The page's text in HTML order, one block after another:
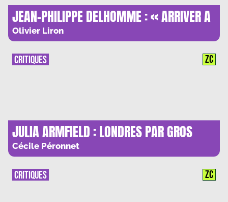
JEAN-PHILIPPE DELHOMME : « ARRIVER A
CE QUE CHAQUE PEINTURE IRRADIE SA
PROPRE SPECIFICITE »
Olivier Liron
JULIA ARMFIELD : LONDRES PAR GROS
TEMPS
Cécile Péronnet
CRITIQUES ZC
CRITIQUES ZC